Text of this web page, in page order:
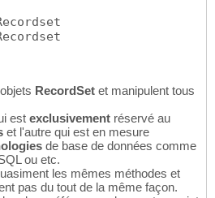
RecordSet et manipulent tous
est exclusivement réservé au
et l'autre qui est en mesure
de base de données comme
ou etc.
les mêmes méthodes et
pas du tout de la même façon.